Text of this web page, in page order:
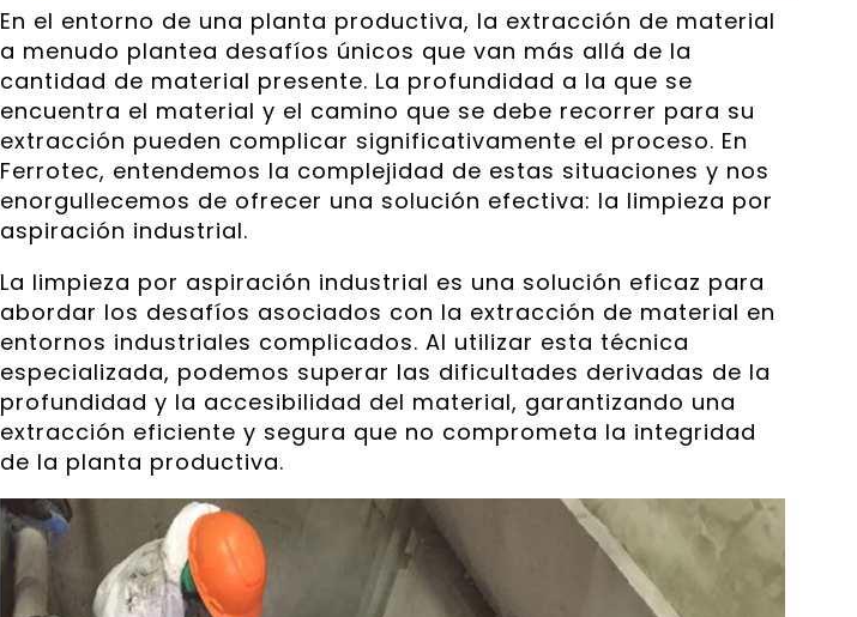
En el entorno de una planta productiva, la extracción de material
a menudo plantea desafíos únicos que van más allá de la
cantidad de material presente. La profundidad a la que se
encuentra el material y el camino que se debe recorrer para su
extracción pueden complicar significativamente el proceso. En
Ferrotec, entendemos la complejidad de estas situaciones y nos
enorgullecemos de ofrecer una solución efectiva: la limpieza por
aspiración industrial.
La limpieza por aspiración industrial es una solución eficaz para
abordar los desafíos asociados con la extracción de material en
entornos industriales complicados. Al utilizar esta técnica
especializada, podemos superar las dificultades derivadas de la
profundidad y la accesibilidad del material, garantizando una
extracción eficiente y segura que no comprometa la integridad
de la planta productiva.